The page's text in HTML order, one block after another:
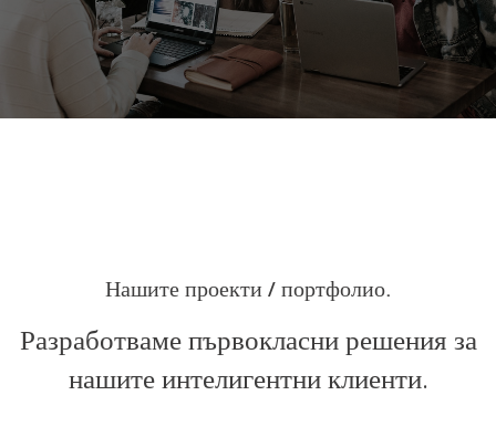
Нашите проекти / портфолио
Разработваме първокласни решения за
нашите интелигентни клиенти.